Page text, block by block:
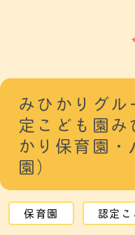
みひかりグ
定こども園
かり保育園
園）
保育園 認定